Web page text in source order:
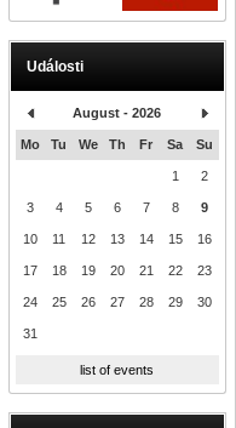
Události
August - 2026
Mo Tu We Th Fr Sa Su
1 2
3 4 5 6 7 8 9
10 11 12 13 14 15 16
17 18 19 20 21 22 23
24 25 26 27 28 29 30
31
list of events